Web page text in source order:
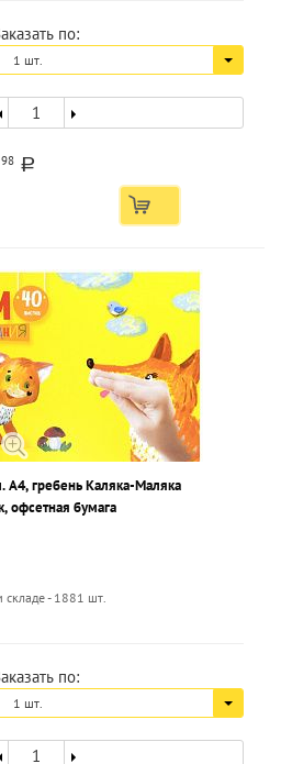
по:
1 шт.
98 a
А4, гребень Каляка-Маляка
офсетная бумага
складе - 1881 шт.
по:
1 шт.